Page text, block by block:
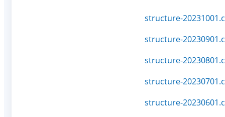
structure-
structure-
structure-
structure-
structure-